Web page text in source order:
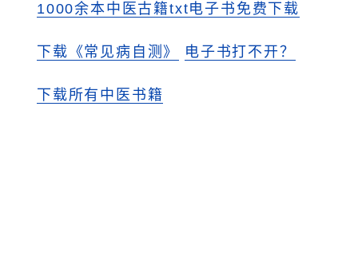
1000余本中医古籍txt电子书免费下载
下载《常见病自测》 电子书打不开？
下载所有中医书籍